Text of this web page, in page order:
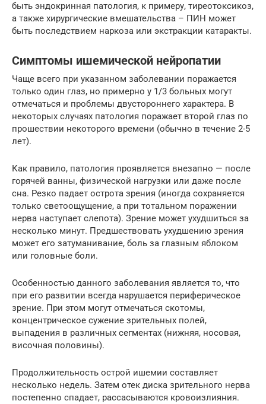
быть эндокринная патология, к примеру, тиреотоксикоз,
а также хирургические вмешательства – ПИН может
быть последствием наркоза или экстракции катаракты.
Симптомы ишемической нейропатии
Чаще всего при указанном заболевании поражается
только один глаз, но примерно у 1/3 больных могут
отмечаться и проблемы двустороннего характера. В
некоторых случаях патология поражает второй глаз по
прошествии некоторого времени (обычно в течение 2-5
лет).
Как правило, патология проявляется внезапно — после
горячей ванны, физической нагрузки или даже после
сна. Резко падает острота зрения (иногда сохраняется
только светоощущение, а при тотальном поражении
нерва наступает слепота). Зрение может ухудшиться за
несколько минут. Предшествовать ухудшению зрения
может его затуманивание, боль за глазным яблоком
или головные боли.
Особенностью данного заболевания является то, что
при его развитии всегда нарушается периферическое
зрение. При этом могут отмечаться скотомы,
концентрическое сужение зрительных полей,
выпадения в различных сегментах (нижняя, носовая,
височная половины).
Продолжительность острой ишемии составляет
несколько недель. Затем отек диска зрительного нерва
постепенно спадает, рассасываются кровоизлияния.